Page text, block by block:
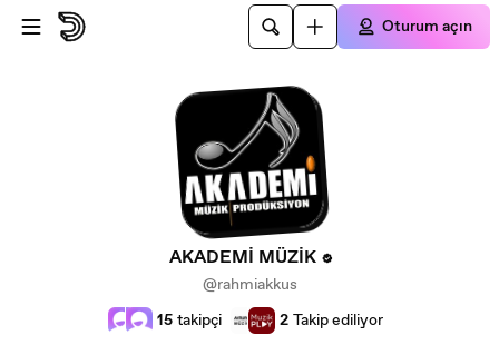
Ana içeriğe atla
Oturum açın
AKADEMİ MÜZİK
@rahmiakkus
15 takipçi 2 Takip ediliyor